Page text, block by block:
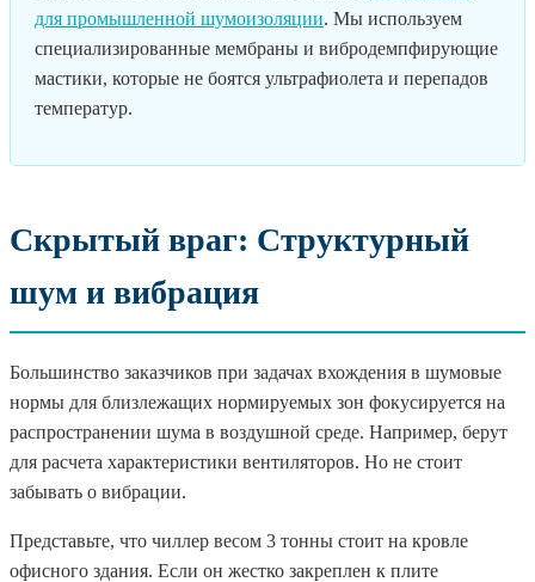
для промышленной шумоизоляции. Мы используем
специализированные мембраны и вибродемпфирующие
мастики, которые не боятся ультрафиолета и перепадов
температур.
Скрытый враг: Структурный
шум и вибрация
Большинство заказчиков при задачах вхождения в шумовые
нормы для близлежащих нормируемых зон фокусируется на
распространении шума в воздушной среде. Например, берут
для расчета характеристики вентиляторов. Но не стоит
забывать о вибрации.
Представьте, что чиллер весом 3 тонны стоит на кровле
офисного здания. Если он жестко закреплен к плите